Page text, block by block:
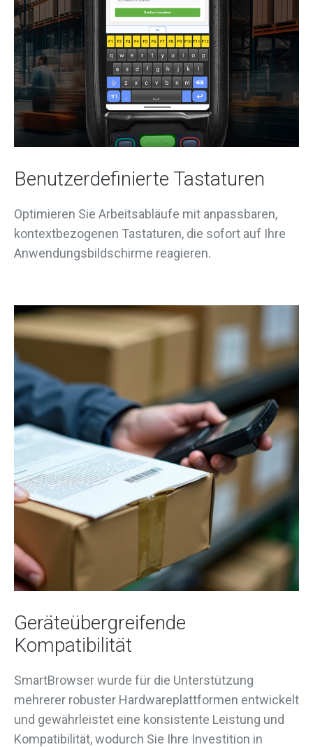
Benutzerdefinierte Tastaturen
Optimieren Sie Arbeitsabläufe mit anpassbaren,
kontextbezogenen Tastaturen, die sofort auf Ihre
Anwendungsbildschirme reagieren.
Geräteübergreifende
Kompatibilität
SmartBrowser wurde für die Unterstützung
mehrerer robuster Hardwareplattformen entwickelt
und gewährleistet eine konsistente Leistung und
Kompatibilität, wodurch Sie Ihre Investition in